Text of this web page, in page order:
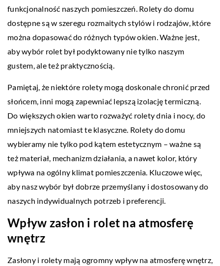
funkcjonalność naszych pomieszczeń. Rolety do domu
dostępne są w szeregu rozmaitych stylów i rodzajów, które
można dopasować do różnych typów okien. Ważne jest,
aby wybór rolet był podyktowany nie tylko naszym
gustem, ale też praktycznością.
Pamiętaj, że niektóre rolety mogą doskonale chronić przed
słońcem, inni mogą zapewniać lepszą izolację termiczną.
Do większych okien warto rozważyć rolety dnia i nocy, do
mniejszych natomiast te klasyczne. Rolety do domu
wybieramy nie tylko pod kątem estetycznym – ważne są
też materiał, mechanizm działania, a nawet kolor, który
wpływa na ogólny klimat pomieszczenia. Kluczowe więc,
aby nasz wybór był dobrze przemyślany i dostosowany do
naszych indywidualnych potrzeb i preferencji.
Wpływ zasłon i rolet na atmosferę
wnętrz
Zasłony i rolety mają ogromny wpływ na atmosferę wnętrz,